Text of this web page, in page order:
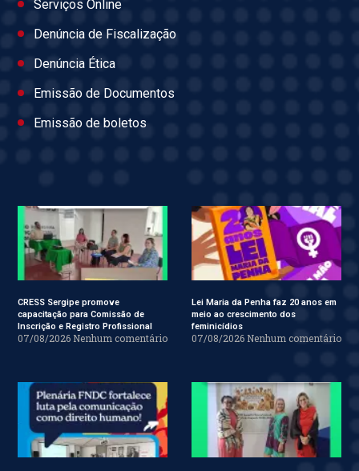
Serviços Online
Denúncia de Fiscalização
Denúncia Ética
Emissão de Documentos
Emissão de boletos
CRESS Sergipe promove
capacitação para Comissão de
Inscrição e Registro Profissional
07/08/2026 Nenhum comentário
Lei Maria da Penha faz 20 anos em
meio ao crescimento dos
feminicídios
07/08/2026 Nenhum comentário